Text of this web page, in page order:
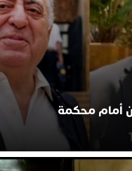
أمام محكمة